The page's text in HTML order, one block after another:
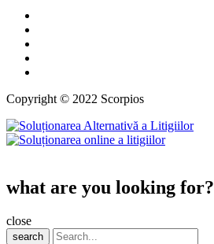
Copyright © 2022 Scorpios
what are you looking for?
close
search